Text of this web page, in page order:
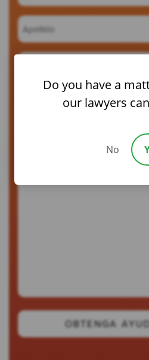
Apellido
(Required)
Número
teléfono
electrónico
Do you have a
our lawyers
No